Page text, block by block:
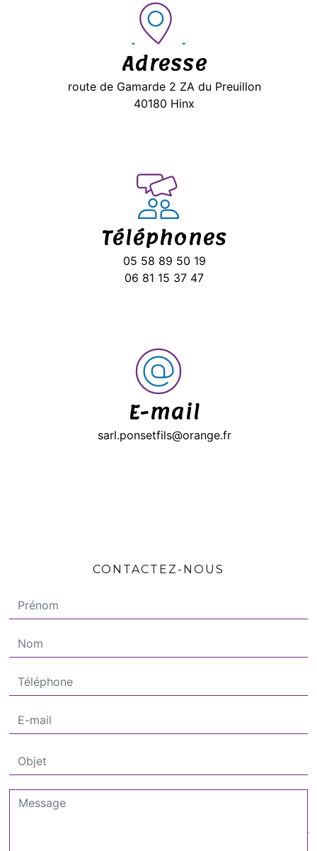
Adresse
route de Gamarde 2 ZA du Preuillon
40180 Hinx
Téléphones
05 58 89 50 19
06 81 15 37 47
E-mail
sarl.ponsetfils@orange.fr
CONTACTEZ-NOUS